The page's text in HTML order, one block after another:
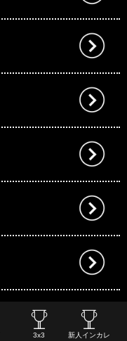
3x3 新人インカレ